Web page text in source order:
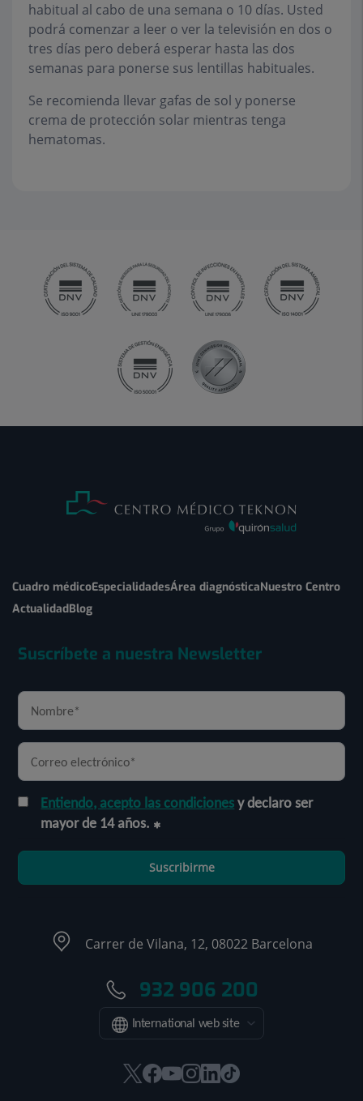
habitual al cabo de una semana o 10 días. Usted
podrá comenzar a leer o ver la televisión en dos o
tres días pero deberá esperar hasta las dos
semanas para ponerse sus lentillas habituales.
Se recomienda llevar gafas de sol y ponerse
crema de protección solar mientras tenga
hematomas.
Cuadro médicoEspecialidadesÁrea diagnósticaNuestro Centro
ActualidadBlog
Suscríbete a nuestra Newsletter
Entiendo, acepto las condicionesy declaro ser
mayor de 14 años.
Suscribirme
Carrer de Vilana, 12, 08022 Barcelona
932 906 200
International web site
EsteEsteEsteEsteEsteEnlace